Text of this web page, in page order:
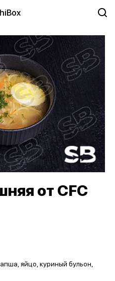
от CFC
яйцо, куриный бульон,